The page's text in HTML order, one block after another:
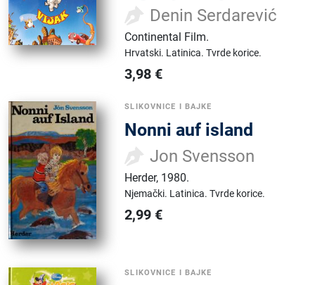
Denin Serdarević
Continental Film.
Hrvatski. Latinica.Tvrde korice.
3,98 €
SLIKOVNICE I BAJKE
Nonni auf island
Jon Svensson
Herder, 1980.
Njemački. Latinica.Tvrde korice.
2,99 €
SLIKOVNICE I BAJKE